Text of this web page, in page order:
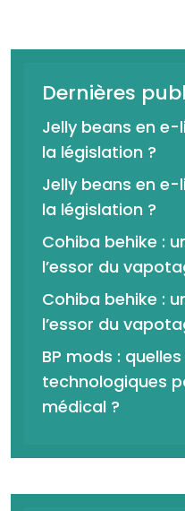
Dernières
Jelly beans en
la législation ?
Jelly beans en
la législation ?
Cohiba behike :
l’essor du
Cohiba behike :
l’essor du
BP mods :
technologiques
médical ?